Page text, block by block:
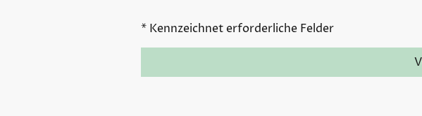
* Kennzeichnet erforderliche Felder